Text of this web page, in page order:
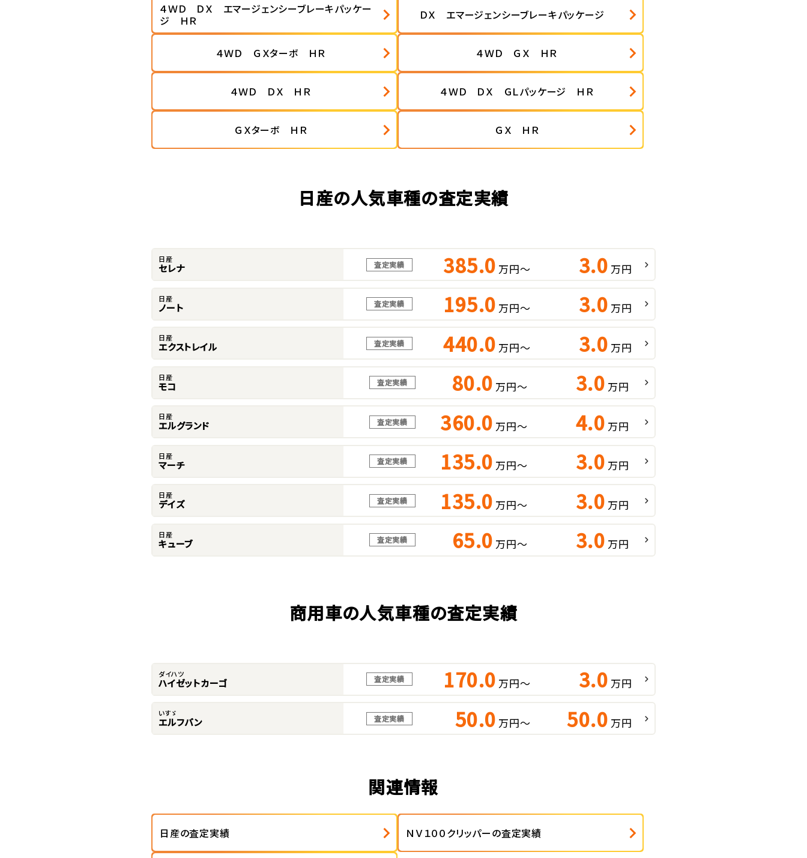
４ＷＤ ＤＸ エマージェンシーブレーキパッケー
ジ ＨＲ
ＤＸ エマージェンシーブレーキパッケージ
４ＷＤ ＧＸターボ ＨＲ ４ＷＤ ＧＸ ＨＲ
４ＷＤ ＤＸ ＨＲ ４ＷＤ ＤＸ ＧＬパッケージ ＨＲ
ＧＸターボ ＨＲ ＧＸ ＨＲ
日産の人気車種の査定実績
日産
セレナ 査定実績 385.0 万円～ 3.0 万円
日産
ノート 査定実績 195.0 万円～ 3.0 万円
日産
エクストレイル 査定実績 440.0 万円～ 3.0 万円
日産
モコ 査定実績 80.0 万円～ 3.0 万円
日産
エルグランド 査定実績 360.0 万円～ 4.0 万円
日産
マーチ 査定実績 135.0 万円～ 3.0 万円
日産
デイズ 査定実績 135.0 万円～ 3.0 万円
日産
キューブ 査定実績 65.0 万円～ 3.0 万円
商用車の人気車種の査定実績
ダイハツ
ハイゼットカーゴ 査定実績 170.0 万円～ 3.0 万円
いすゞ
エルフバン 査定実績 50.0 万円～ 50.0 万円
関連情報
日産の査定実績 ＮＶ１００クリッパーの査定実績